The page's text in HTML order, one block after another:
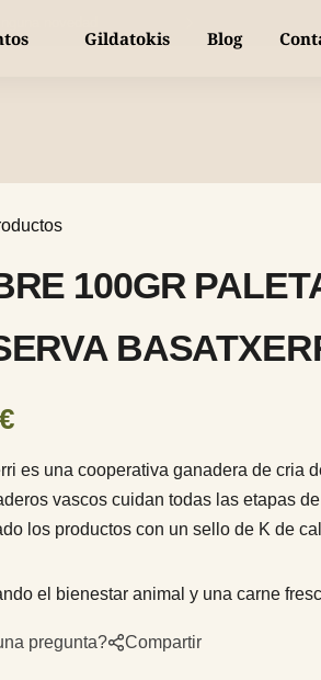
Gildatokis Blog
100GR
€
es una cooperativa ganadera de cria
vascos cuidan todas las etapas
los productos con un sello de K de
el bienestar animal y una carne
pregunta? Compartir